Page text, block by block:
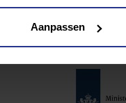
Aanpassen
Partners: